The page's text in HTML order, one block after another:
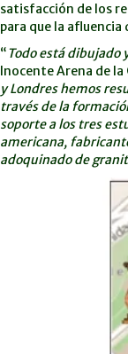
satisfacción de los
para que la
“Todo está dibujado
Inocente Arena de la
y Londres hemos
través de la
soporte a los tres
americana,
adoquinado de